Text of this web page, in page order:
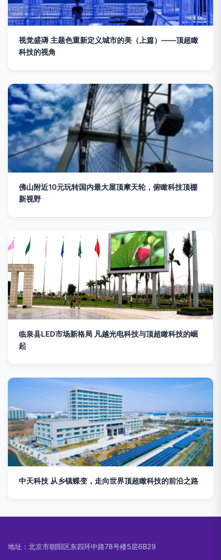
视觉盛䢆 主题色重新定义城市的美（上篇）——顶超瞰
科技的视角
佛山附近10元玩转国内最大屋顶摩天轮，俯瞰科技顶棚
新视野
临泉县LED市场新格局 凡越光电科技与顶超瞰科技的崛
起
中天科技 从乡镇蝶变，走向世界顶超瞰科技的前沿之路
地址：北京市朝阳区东四环中路78号楼5层6B29